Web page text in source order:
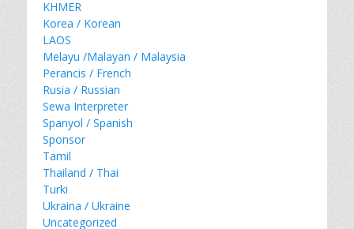
KHMER
Korea / Korean
LAOS
Melayu /Malayan / Malaysia
Perancis / French
Rusia / Russian
Sewa Interpreter
Spanyol / Spanish
Sponsor
Tamil
Thailand / Thai
Turki
Ukraina / Ukraine
Uncategorized